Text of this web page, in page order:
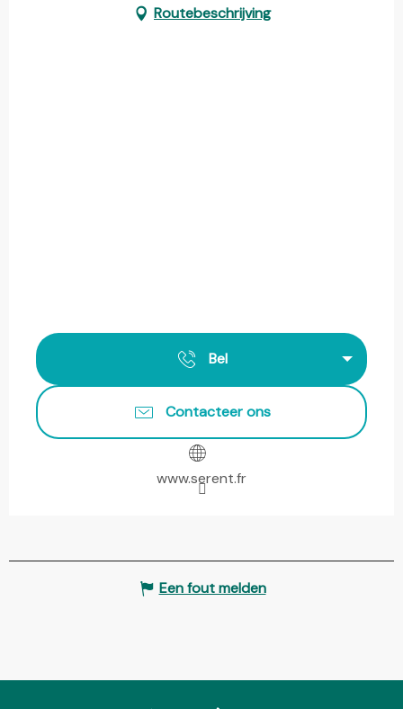
Routebeschrijving
Bel
Contacteer ons
www.serent.fr
Een fout melden